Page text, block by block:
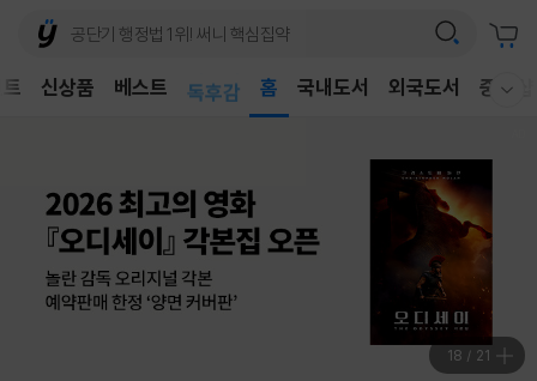
신상품 베스트
독후감
홈 국내도서 외국도서 중고샵
19 / 21